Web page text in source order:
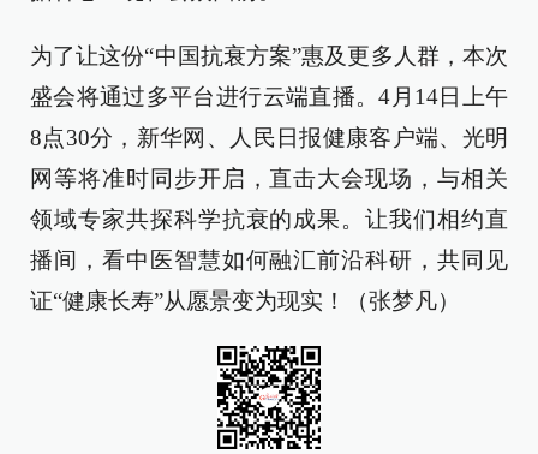
为了让这份“中国抗衰方案”惠及更多人群，本次
盛会将通过多平台进行云端直播。4月14日上午
8点30分，新华网、人民日报健康客户端、光明
网等将准时同步开启，直击大会现场，与相关
领域专家共探科学抗衰的成果。让我们相约直
播间，看中医智慧如何融汇前沿科研，共同见
证“健康长寿”从愿景变为现实！（张梦凡）